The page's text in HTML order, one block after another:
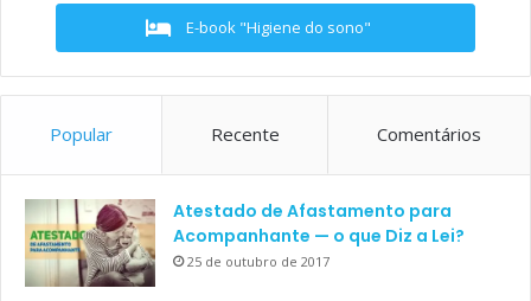
E-book "Higiene do sono"
Popular Recente Comentários
Atestado de Afastamento para
Acompanhante — o que Diz a Lei?
25 de outubro de 2017